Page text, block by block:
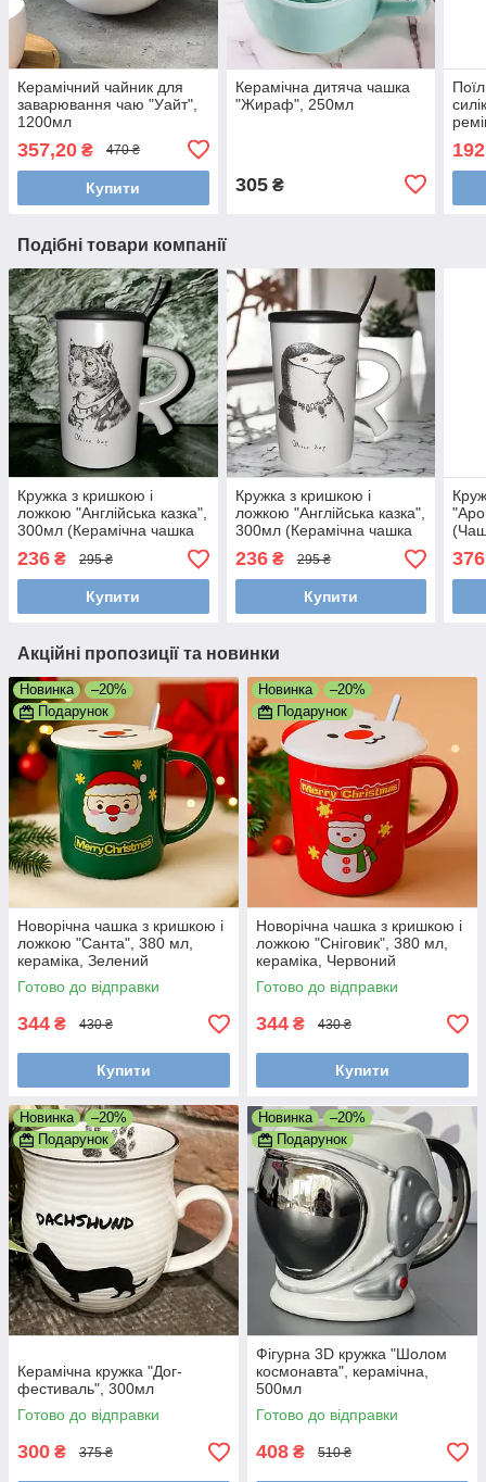
Керамічний чайник для
заварювання чаю "Уайт",
1200мл
357,20 ₴ 470 ₴
Купити
Керамічна дитяча чашка
"Жираф", 250мл
305₴
192
Подібні товари компанії
Кружка з кришкою і
ложкою "Англійська казка",
300мл (Керамічна чашка
для кави та чаю) Леопард
236 ₴ 295 ₴
Купити
Кружка з кришкою і
ложкою "Англійська казка",
300мл (Керамічна чашка
для кави та чаю)
236₴ 295 ₴
Купити
з
376
Акційні пропозиції та новинки
Новинка
–20%
Подарунок
Новорічна чашка з кришкою і
ложкою "Санта", 380 мл,
кераміка, Зелений
Готово до відправки
344 ₴ 430 ₴
Купити
Новинка
–20%
Подарунок
Новорічна чашка з кришкою і
ложкою "Сніговик", 380 мл,
кераміка, Червоний
Готово до відправки
344 ₴ 430 ₴
Купити
Новинка
–20%
Подарунок
Керамічна кружка "Дог-
фестиваль", 300мл
Готово до відправки
300 ₴ 375 ₴
Новинка
–20%
Подарунок
Фігурна 3D кружка "Шолом
космонавта", керамічна,
500мл
Готово до відправки
408 ₴ 510 ₴